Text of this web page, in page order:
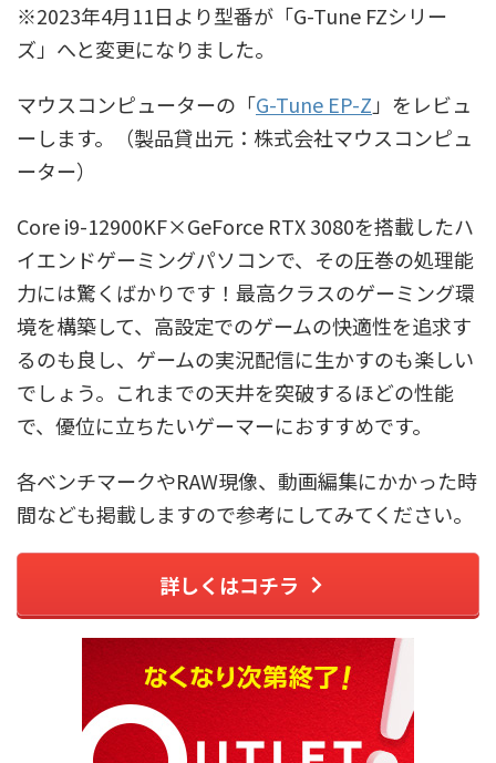
※2023年4月11日より型番が「G-Tune FZシリー
ズ」へと変更になりました。
マウスコンピューターの「G-Tune EP-Z 」をレビュ
ーします。（製品貸出元：株式会社マウスコンピュ
ーター）
Core i9-12900KF×GeForce RTX 3080を搭載したハ
イエンドゲーミングパソコンで、その圧巻の処理能
力には驚くばかりです！最高クラスのゲーミング環
境を構築して、高設定でのゲームの快適性を追求す
るのも良し、ゲームの実況配信に生かすのも楽しい
でしょう。これまでの天井を突破するほどの性能
で、優位に立ちたいゲーマーにおすすめです。
各ベンチマークやRAW現像、動画編集にかかった時
間なども掲載しますので参考にしてみてください。
詳しくはコチラ